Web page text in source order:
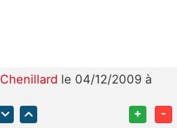
Chenillard le 04/12/2009 à
+ -